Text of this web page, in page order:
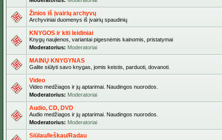
Žinios iš įvairių archyvų
Archyviniai duomenys iš įvairių spaudinių
KNYGOS ir kiti leidiniai
Knygų naujienos, variantai pigesnėmis kainomis, pristatymai
Moderatorius: Moderatoriai
MAINŲ KNYGYNAS
Galite siūlyti savo knygas, jomis keistis, parduoti, dovanoti.
Video
Video medžiagos ir jų aptarimai. Naudingos nuorodos.
Moderatorius: Moderatoriai
Audio, CD, DVD
Audio medžiagos ir jų aptarimai. Naudingos nuorodos.
Moderatorius: Moderatoriai
Siūlau/Ieškau/Radau